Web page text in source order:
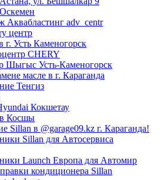
adv_centr
центр
Усть Каменогорск
CHERY
Шыгыс Усть-Каменогорск
масле в г. Караганда
Тенгиз
Кокшетау
в Косшы
Sillan в @garage09.kz г. Караганда!
Sillan для Автосервиса
Launch Европа для Автомир
кондиционера Sillan